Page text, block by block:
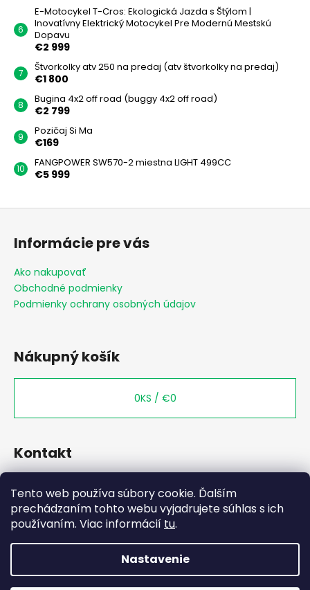
Tento web používa súbory cookie. Ďalším
prechádzaním tohto webu vyjadrujete súhlas s ich
používaním. Viac informácií tu.
Nastavenie
E-Motocykel T-Cros: Ekologická Jazda s Štýlom |
Inovatívny Elektrický Motocykel Pre Modernú Mestskú
Dopavu
€2 999
Štvorkolky atv 250 na predaj (atv štvorkolky na predaj)
€1 800
Bugina 4x2 off road (buggy 4x2 off road)
€2 799
Pozičaj Si Ma
€169
FANGPOWER SW570-2 miestna LIGHT 499CC
€5 999
Z
Informácie pre vás
Ako nakupovať
Obchodné podmienky
Podmienky ochrany osobných údajov
Nákupný košík
0KS / €0
Kontakt